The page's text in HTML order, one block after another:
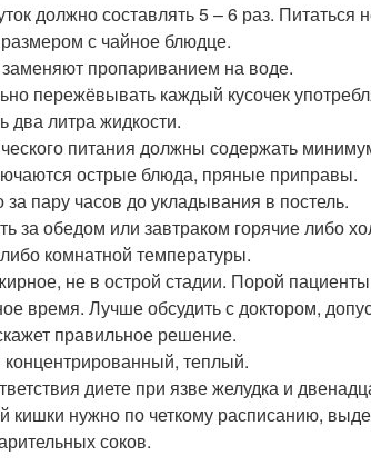
должно составлять 5 – 6 раз. Питаться
с чайное блюдце.
пропариванием на воде.
пережёвывать каждый кусочек
литра жидкости.
питания должны содержать
острые блюда, пряные приправы.
пару часов до укладывания в постель.
за обедом или завтраком горячие либо
комнатной температуры.
не в острой стадии. Порой
время. Лучше обсудить с доктором,
правильное решение.
теплый.
диете при язве желудка и
кишки нужно по четкому расписанию,
соков.